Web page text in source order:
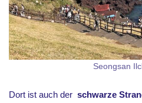
Seongsan
Dort ist auch der schwarze